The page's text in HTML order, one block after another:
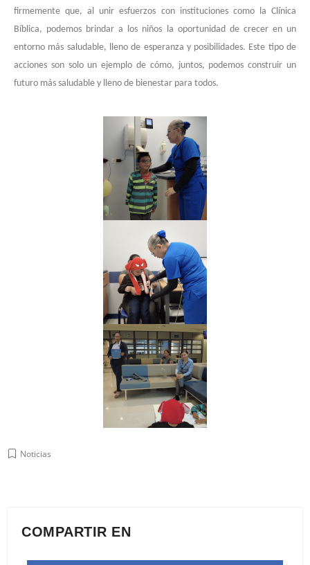
firmemente que, al unir esfuerzos con instituciones como la Clínica
Bíblica, podemos brindar a los niños la oportunidad de crecer en un
entorno más saludable, lleno de esperanza y posibilidades. Este tipo de
acciones son solo un ejemplo de cómo, juntos, podemos construir un
futuro más saludable y lleno de bienestar para todos.
Noticias
COMPARTIR EN